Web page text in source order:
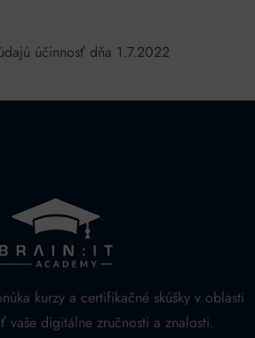
účinnosť dňa 1.7.2022
kurzy a certifikačné skúšky v oblasti
vaše digitálne zručnosti a znalosti.